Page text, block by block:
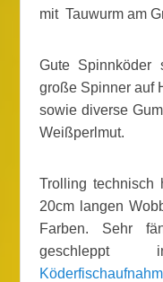
mit Tauwurm am
Gute Spinnköder
große Spinner auf
sowie diverse
Weißperlmut.
Trolling technisch
20cm langen
Farben. Sehr